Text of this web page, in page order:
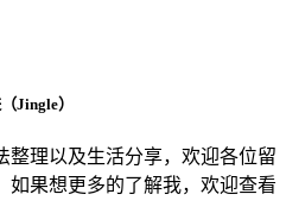
Jingle）
整理以及生活分享，欢迎各位留
如果想更多的了解我，欢迎查看